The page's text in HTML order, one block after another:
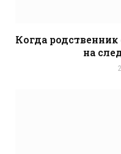
Когда
на